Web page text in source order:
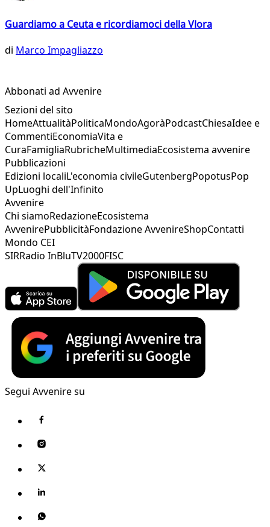
Guardiamo a Ceuta e ricordiamoci della Vlora
di Marco Impagliazzo
Abbonati ad Avvenire
Sezioni del sito
HomeAttualitàPoliticaMondoAgoràPodcastChiesaIdee e
CommentiEconomiaVita e
CuraFamigliaRubricheMultimediaEcosistema avvenire
Pubblicazioni
Edizioni localiL'economia civileGutenbergPopotusPop
UpLuoghi dell'Infinito
Avvenire
Chi siamoRedazioneEcosistema
AvvenirePubblicitàFondazione AvvenireShopContatti
Mondo CEI
SIRRadio InBluTV2000FISC
Segui Avvenire su